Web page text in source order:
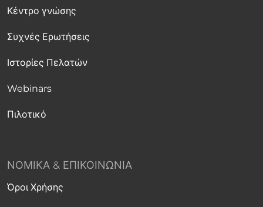
Κέντρο γνώσης
Συχνές Ερωτήσεις
Ιστορίες Πελατών
Webinars
Πιλοτικό
ΝΟΜΙΚΆ & ΕΠΙΚΟΙΝΩΝΊΑ
Όροι Χρήσης